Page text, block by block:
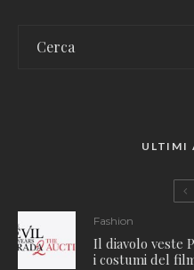
ULTIMI
Fashion
Il diavolo veste
i costumi del